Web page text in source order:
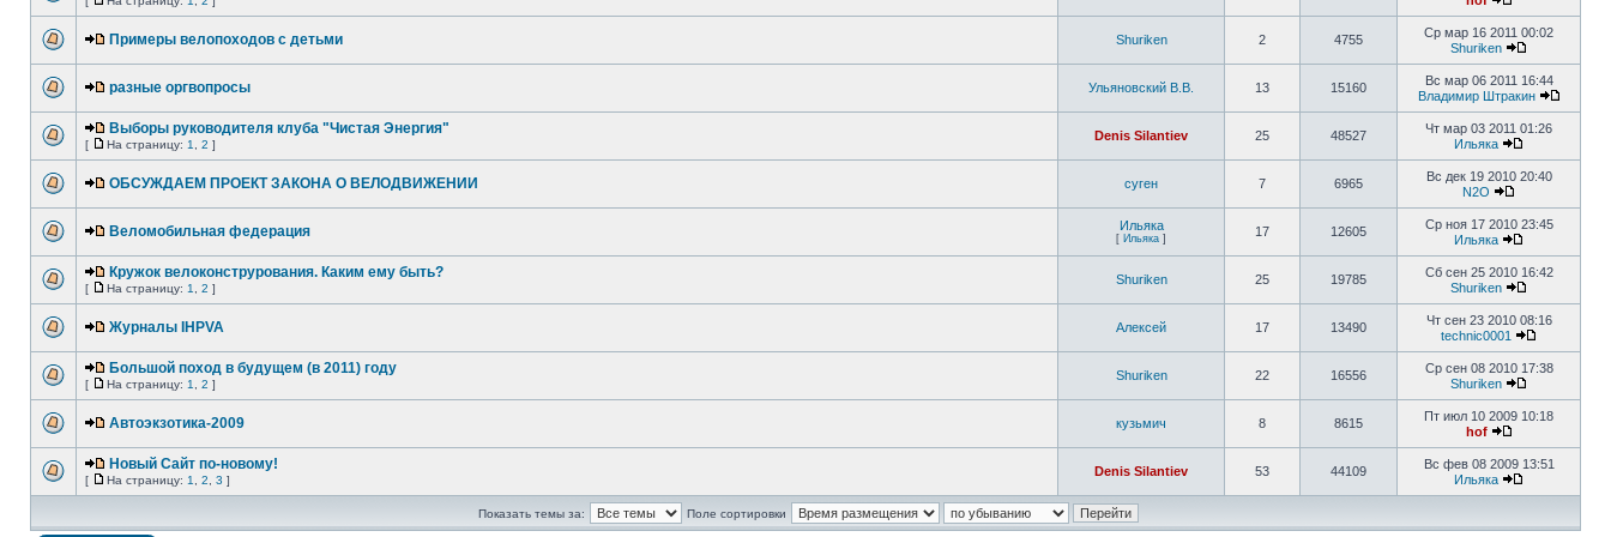
Примеры велопоходов с детьми Shuriken 2 4755
Ср мар 16 2011 00:02
Shuriken
разные оргвопросы Ульяновский В.В. 13 15160
Вс мар 06 2011 16:44
Владимир Штракин
Выборы руководителя клуба "Чистая Энергия"
[ На страницу: 1 2 ]
Denis Silantiev 25 48527
Чт мар 03 2011 01:26
Ильяка
ОБСУЖДАЕМ ПРОЕКТ ЗАКОНА О ВЕЛОДВИЖЕНИИ суген 7 6965
Вс дек 19 2010 20:40
N2O
Веломобильная федерация Ильяка
[ Ильяка ] 17 12605
Ср ноя 17 2010 23:45
Ильяка
Кружок велоконструрования. Каким ему быть?
[ На страницу: 1 2 ]
Shuriken 25 19785
Сб сен 25 2010 16:42
Shuriken
Журналы IHPVA Алексей 17 13490
Чт сен 23 2010 08:16
technic0001
Большой поход в будущем (в 2011) году
[ На страницу: 1 2 ]
Shuriken 22 16556
Ср сен 08 2010 17:38
Shuriken
Автоэкзотика-2009 кузьмич 8 8615
Пт июл 10 2009 10:18
hof
Новый Сайт по-новому!
[ На страницу: 1 2 3 ]
Denis Silantiev 53 44109
Вс фев 08 2009 13:51
Ильяка
Показать темы за: Поле сортировки